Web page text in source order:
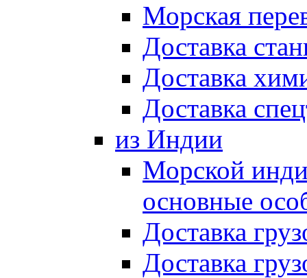
Морская
Доставка
Доставка
Доставка
из Индии
Морской
основные
Доставка
Доставка